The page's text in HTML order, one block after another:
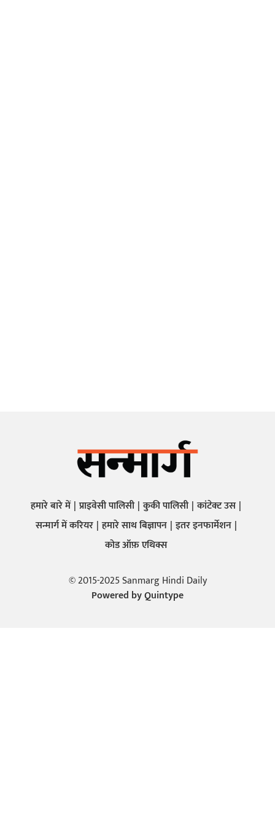
हमारे बारे में प्राइवेसी पालिसी कुकी पालिसी कांटेक्ट उस
सन्मार्ग में करियर हमारे साथ बिज्ञापन इतर इनफार्मेशन
कोड ऑफ़ एथिक्स
© 2015-2025 Sanmarg Hindi Daily
Powered byQuintype